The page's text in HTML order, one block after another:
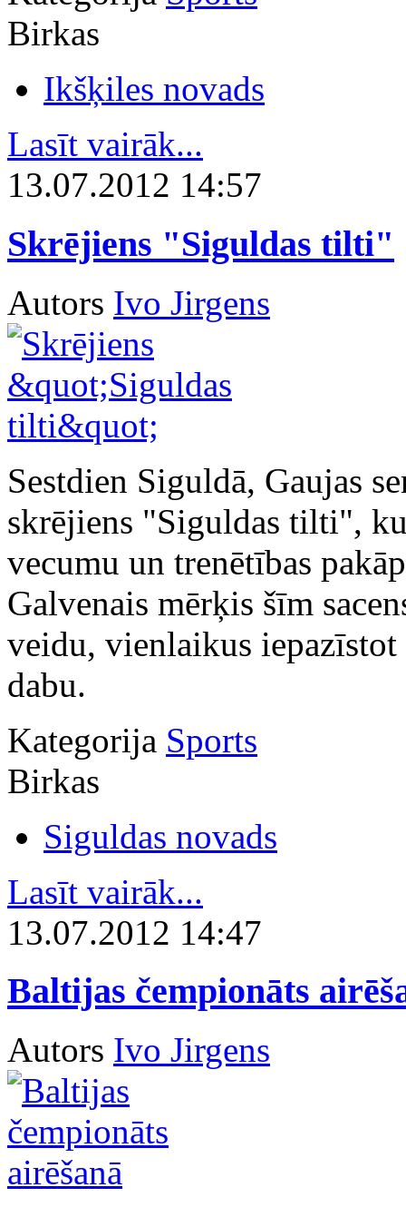
Birkas
Ikšķiles novads
Lasīt vairāk...
13.07.2012 14:57
Skrējiens "Siguldas tilti"
Autors Ivo Jirgens
Sestdien Siguldā, Gaujas
skrējiens "Siguldas tilti",
vecumu un trenētības
Galvenais mērķis šīm
veidu, vienlaikus
dabu.
Kategorija Sports
Birkas
Siguldas novads
Lasīt vairāk...
13.07.2012 14:47
Baltijas čempionāts
Autors Ivo Jirgens